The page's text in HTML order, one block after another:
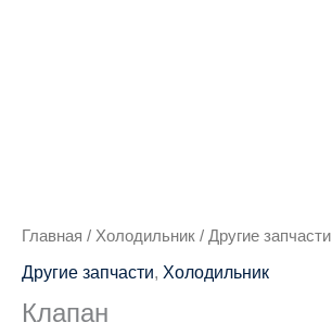
Главная / Холодильник / Другие запчасти
Другие запчасти Холодильник
Клапан